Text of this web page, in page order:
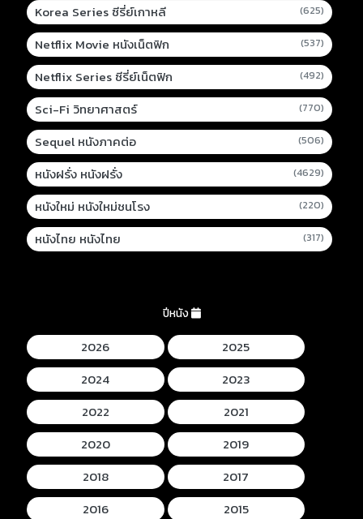
Korea Series ซีรี่ย์เกาหลี (625)
Netflix Movie หนังเน็ตฟิก (537)
Netflix Series ซีรี่ย์เน็ตฟิก (492)
Sci-Fi วิทยาศาสตร์ (770)
Sequel หนังภาคต่อ (506)
หนังฝรั่ง หนังฝรั่ง (4629)
หนังใหม่ หนังใหม่ชนโรง (220)
หนังไทย หนังไทย (317)
ปีหนัง
2026
2025
2024
2023
2022
2021
2020
2019
2018
2017
2016
2015